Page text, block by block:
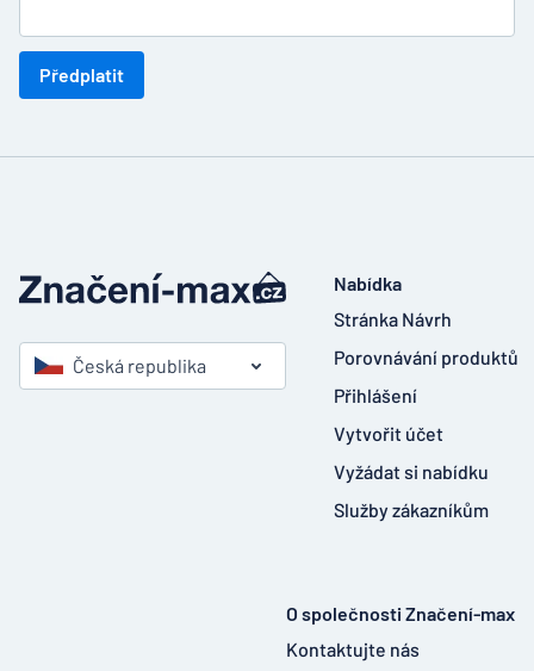
Předplatit
Česká republika
Nabídka
Stránka Návrh
Porovnávání produktů
Přihlášení
Vytvořit účet
Vyžádat si nabídku
Služby zákazníkům
O společnosti Značení-max
Kontaktujte nás